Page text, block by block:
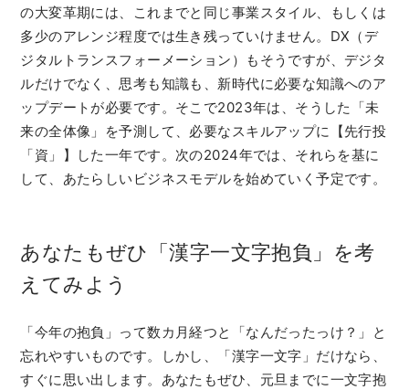
の大変革期には、これまでと同じ事業スタイル、もしくは
多少のアレンジ程度では生き残っていけません。DX（デ
ジタルトランスフォーメーション）もそうですが、デジタ
ルだけでなく、思考も知識も、新時代に必要な知識へのア
ップデートが必要です。そこで2023年は、そうした「未
来の全体像」を予測して、必要なスキルアップに【先行投
「資」】した一年です。次の2024年では、それらを基に
して、あたらしいビジネスモデルを始めていく予定です。
あなたもぜひ「漢字一文字抱負」を考
えてみよう
「今年の抱負」って数カ月経つと「なんだったっけ？」と
忘れやすいものです。しかし、「漢字一文字」だけなら、
すぐに思い出します。あなたもぜひ、元旦までに一文字抱